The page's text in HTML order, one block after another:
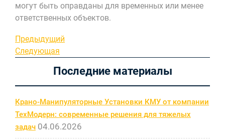
могут быть оправданы для временных или менее
ответственных объектов.
Навигация
по
записям
Предыдущая
запись
Предыдущий
Следующая
Следующая
Последние материалы
Крано-Манипуляторные Установки КМУ от компании
ТехМодерн: современные решения для тяжелых
задач 04.06.2026